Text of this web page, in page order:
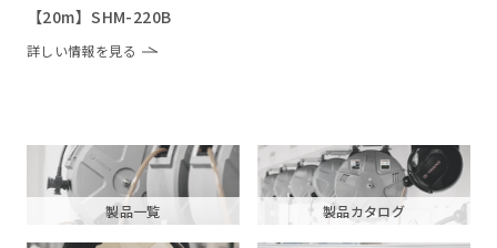
【20m】SHM-220B
詳しい情報を見る
製品一覧 製品カタログ